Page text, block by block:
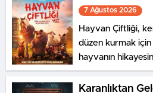
Tekir ve Civciv de
7 Ağustos 2026
Hayvan Çiftliği,
düzen kurmak
hayvanın
Karanlıktan